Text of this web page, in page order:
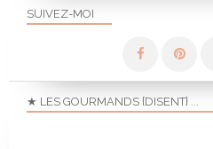
SUIVEZ-MOI
★ LES GOURMANDS {DISENT} ...